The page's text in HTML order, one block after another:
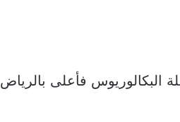
البكالوريوس فأعلى بالرياض